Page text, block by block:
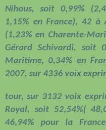
Nihous, soit 0,99%
1,15% en France), 42 à
(1,23% en Charente-
Gérard Schivardi, soit
Maritime, 0,34% en
2007, sur 4336 voix
tour, sur 3132 voix
Royal, soit 52,54%(
46,94% pour la